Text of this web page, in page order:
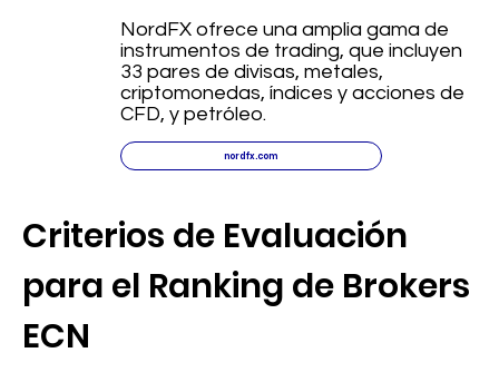
Criterios de Evaluación
para el Ranking de Brokers
ECN
NordFX ofrece una amplia gama de
instrumentos de trading, que incluyen
33 pares de divisas, metales,
criptomonedas, índices y acciones de
CFD, y petróleo.
nordfx.com